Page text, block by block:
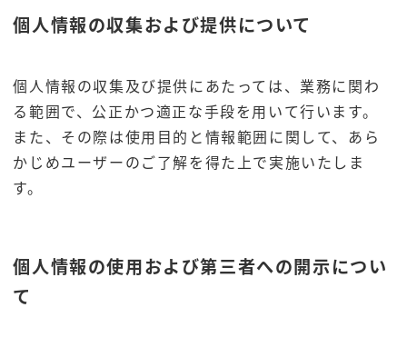
個人情報の収集および提供について
個人情報の収集及び提供にあたっては、業務に関わ
る範囲で、公正かつ適正な手段を用いて行います。
また、その際は使用目的と情報範囲に関して、あら
かじめユーザーのご了解を得た上で実施いたしま
す。
個人情報の使用および第三者への開示につい
て